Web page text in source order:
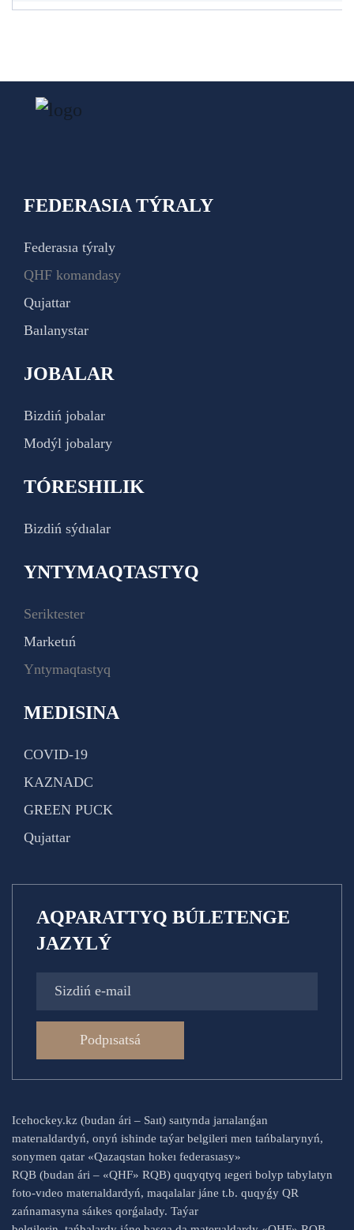
FEDERASIA TÝRALY
Federasıa týraly
QHF komandasy
Qujattar
Baılanystar
JOBALAR
Bizdiń jobalar
Modýl jobalary
TÓRESHILIK
Bizdiń sýdıalar
YNTYMAQTASTYQ
Seriktester
Marketıń
Yntymaqtastyq
MEDISINA
COVID-19
KAZNADC
GREEN PUCK
Qujattar
AQPARATTYQ BÚLETENGE
JAZYLÝ
Podpısatsá
Icehockey.kz (budan ári – Saıt) saıtynda jarıalanǵan
materıaldardyń, onyń ishinde taýar belgileri men tańbalarynyń,
sonymen qatar «Qazaqstan hokeı federasıasy»
RQB (budan ári – «QHF» RQB) quqyqtyq ıegeri bolyp tabylatyn
foto-vıdeo materıaldardyń, maqalalar jáne t.b. quqyǵy QR
zańnamasyna sáıkes qorǵalady. Taýar